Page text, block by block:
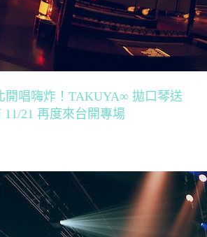
開唱嗨炸！TAKUYA∞ 拋口琴送
21 再度來台開專場